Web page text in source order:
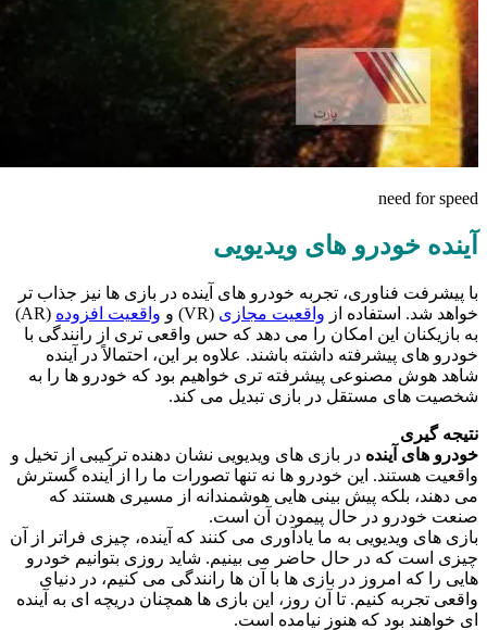
need for speed
آینده خودرو های ویدیویی
با پیشرفت فناوری، تجربه خودرو های آینده در بازی‌ ها نیز جذاب‌ تر
خواهد شد. استفاده از واقعیت مجازی (VR) و واقعیت افزوده
(AR)
به بازیکنان این امکان را می‌ دهد که حس واقعی‌ تری از رانندگی با
خودرو های پیشرفته داشته باشند. علاوه بر این، احتمالاً در آینده
شاهد هوش مصنوعی پیشرفته‌ تری خواهیم بود که خودرو ها را به
شخصیت‌ های مستقل در بازی تبدیل می‌ کند.
نتیجه‌ گیری
خودرو های آینده در بازی‌ های ویدیویی نشان‌ دهنده ترکیبی از تخیل و
واقعیت هستند. این خودرو ها نه تنها تصورات ما را از آینده گسترش
می‌ دهند، بلکه پیش‌ بینی‌ هایی هوشمندانه از مسیری هستند که
صنعت خودرو در حال پیمودن آن است.
بازی‌ های ویدیویی به ما یادآوری می‌ کنند که آینده، چیزی فراتر از آن
چیزی است که در حال حاضر می‌ بینیم. شاید روزی بتوانیم خودرو
هایی را که امروز در بازی‌ ها با آن‌ ها رانندگی می‌ کنیم، در دنیای
واقعی تجربه کنیم. تا آن روز، این بازی‌ ها همچنان دریچه‌ ای به آینده‌
ای خواهند بود که هنوز نیامده است.